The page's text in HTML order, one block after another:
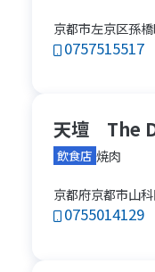
京都市左京区孫
0757515517
天壇 The
飲食店 焼肉
京都府京都市山
0755014129